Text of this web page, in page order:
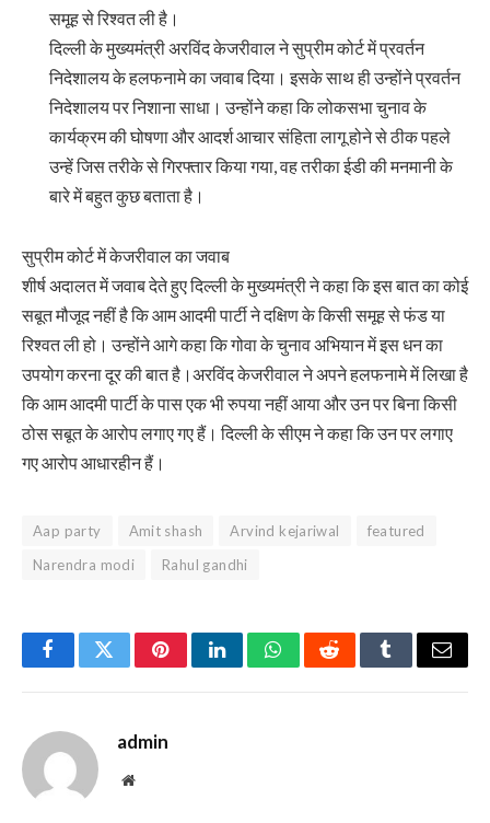
समूह से रिश्वत ली है।
दिल्ली के मुख्यमंत्री अरविंद केजरीवाल ने सुप्रीम कोर्ट में प्रवर्तन
निदेशालय के हलफनामे का जवाब दिया। इसके साथ ही उन्होंने प्रवर्तन
निदेशालय पर निशाना साधा। उन्होंने कहा कि लोकसभा चुनाव के
कार्यक्रम की घोषणा और आदर्श आचार संहिता लागू होने से ठीक पहले
उन्हें जिस तरीके से गिरफ्तार किया गया, वह तरीका ईडी की मनमानी के
बारे में बहुत कुछ बताता है।
सुप्रीम कोर्ट में केजरीवाल का जवाब
शीर्ष अदालत में जवाब देते हुए दिल्ली के मुख्यमंत्री ने कहा कि इस बात का कोई
सबूत मौजूद नहीं है कि आम आदमी पार्टी ने दक्षिण के किसी समूह से फंड या
रिश्वत ली हो। उन्होंने आगे कहा कि गोवा के चुनाव अभियान में इस धन का
उपयोग करना दूर की बात है।अरविंद केजरीवाल ने अपने हलफनामे में लिखा है
कि आम आदमी पार्टी के पास एक भी रुपया नहीं आया और उन पर बिना किसी
ठोस सबूत के आरोप लगाए गए हैं। दिल्ली के सीएम ने कहा कि उन पर लगाए
गए आरोप आधारहीन हैं।
Aap party Amit shash Arvind kejariwal
featured
Narendra modi
Rahul gandhi
FacebookTwitterPinterestLinkedInWhatsAppRedditTumblrEmail
admin
Website